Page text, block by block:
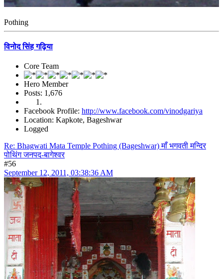
Pothing
विनोद सिंह गढ़िया
Core Team
Hero Member
Posts: 1,676
Facebook Profile: http://www.facebook.com/vinodgariya
Location: Kapkote, Bageshwar
Logged
Re: Bhagwati Mata Temple Pothing (Bageshwar) माँ भगवती मन्दिर
पोथिंग जनपद-बागेश्वर
#56
September 12, 2011, 03:38:36 AM